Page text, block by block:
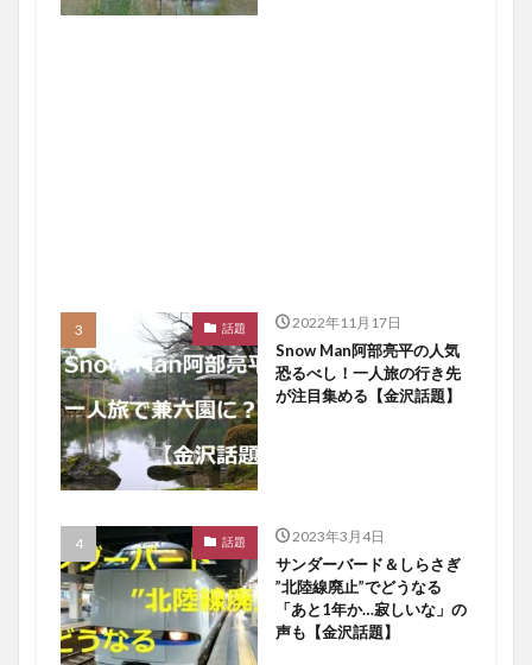
話題 2022年11月17日
Snow Man阿部亮平の人気
恐るべし！一人旅の行き先
が注目集める【金沢話題】
話題 2023年3月4日
サンダーバード＆しらさぎ
”北陸線廃止”でどうなる
「あと1年か…寂しいな」の
声も【金沢話題】